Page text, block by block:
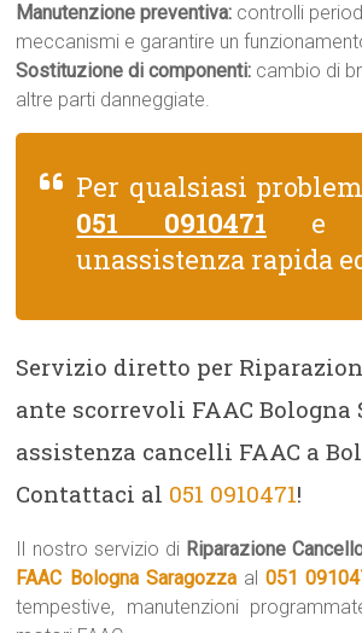
Manutenzione preventiva: controlli
meccanismi e garantire un
Sostituzione di componenti: cambio di
altre parti danneggiate.
Per qualsiasi
051 0910471 e
unassistenza rapida
Servizio diretto per
ante scorrevoli FAAC Bologna
assistenza cancelli FAAC a
Contattaci al 051 0910471!
Il nostro servizio di Riparazione
FAAC Bologna Saragozzaal051
tempestive, manutenzioni